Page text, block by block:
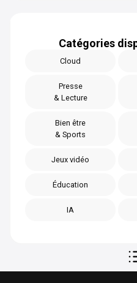
Catégories
Cloud
Presse
& Lecture
Bien être
& Sports
Jeux vidéo
Éducation
IA